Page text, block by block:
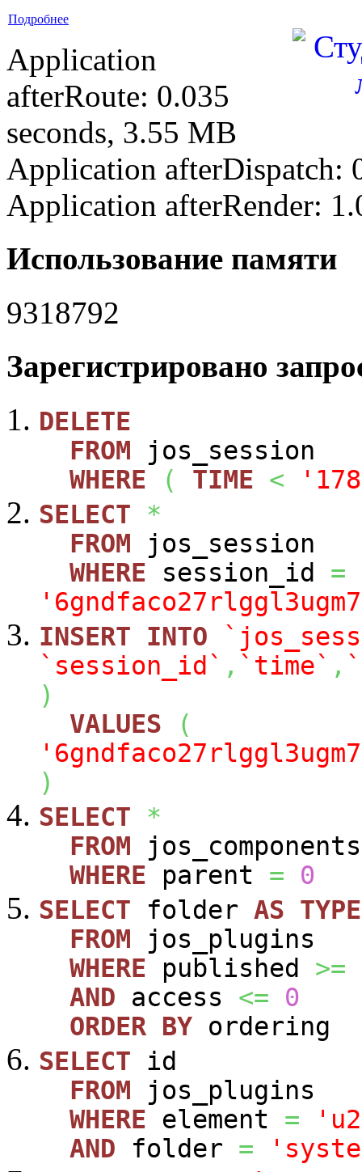
Подробнее
Application
afterRoute: 0.035
seconds, 3.55 MB
Application afterDispatch:
Application afterRender:
Использование памяти
9318792
Зарегистрировано
DELETE
FROM jos_session
WHERE
( TIME <
SELECT
*
FROM jos_session
WHERE session_id =
INSERT
INTO
`session_id` , `time` ,
)
VALUES
(
)
SELECT
*
FROM jos_components
WHERE parent =
0
SELECT folder AS TYPE
FROM jos_plugins
WHERE published >=
AND access <=
0
ORDER BY ordering
SELECT id
FROM jos_plugins
WHERE element =
AND folder =